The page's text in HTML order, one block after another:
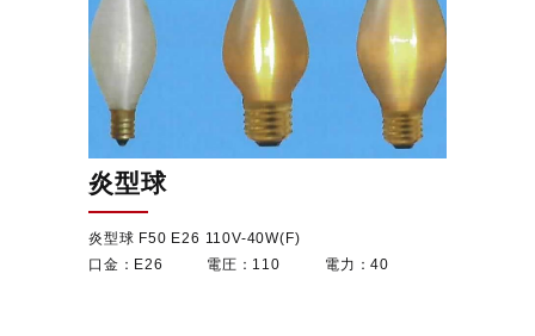
炎型球 F50 E26 110V-40W(F)
炎型球
E26 110 40